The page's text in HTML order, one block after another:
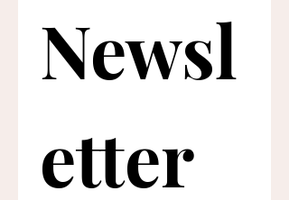
Newsl
etter